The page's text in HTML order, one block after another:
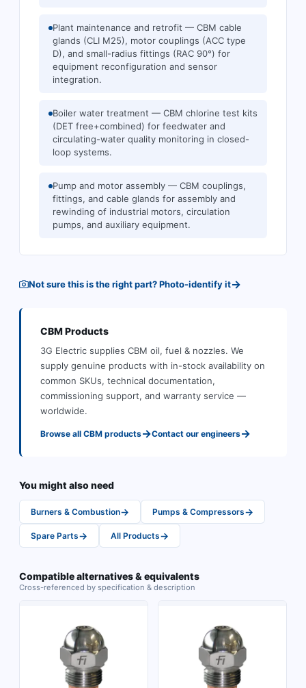
Plant maintenance and retrofit — CBM cable
glands (CLI M25), motor couplings (ACC type
D), and small-radius fittings (RAC 90°) for
equipment reconfiguration and sensor
integration.
Boiler water treatment — CBM chlorine test kits
(DET free+combined) for feedwater and
circulating-water quality monitoring in closed-
loop systems.
Pump and motor assembly — CBM couplings,
fittings, and cable glands for assembly and
rewinding of industrial motors, circulation
pumps, and auxiliary equipment.
Not sure this is the right part? Photo-identify it→
CBMProducts
3G Electric supplies CBM oil, fuel & nozzles. We
supply genuine products with in-stock availability on
common SKUs, technical documentation,
commissioning support, and warranty service —
worldwide.
Browse all CBM products→Contact our engineers→
You might also need
Burners & Combustion→ Pumps & Compressors→
Spare Parts→ All Products→
Compatible alternatives & equivalents
Cross-referenced by specification & description